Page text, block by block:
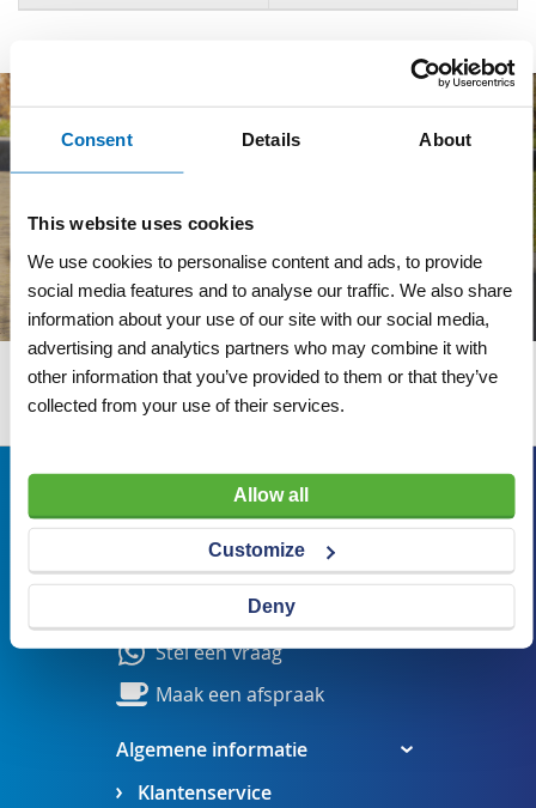
Consent Details About
This website uses cookies
We use cookies to personalise content and ads, to provide
social media features and to analyse our traffic. We also share
information about your use of our site with our social media,
advertising and analytics partners who may combine it with
other information that you’ve provided to them or that they’ve
collected from your use of their services.
Allow all
Customize
Deny
Wij adviseren u graag
Algemene informatie
Klantenservice
Veldsteen 25, 4815 PK Breda
verkoop@visserbreda.nl
076 541 5073
Stel een vraag
Maak een afspraak